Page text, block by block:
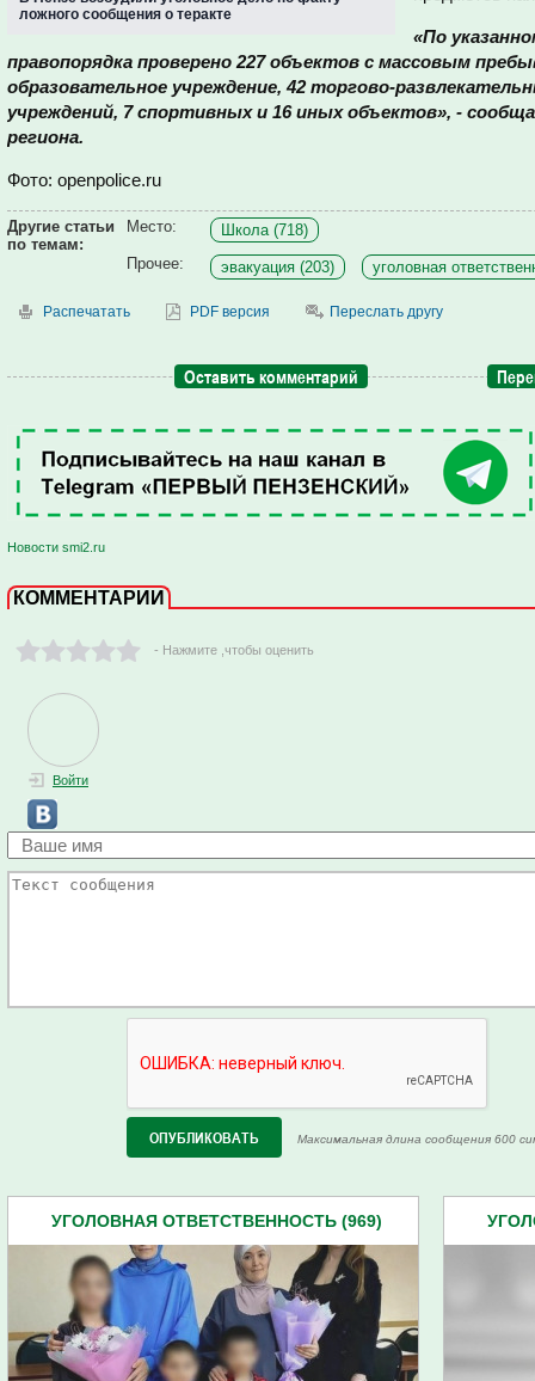
ложного сообщения о теракте
«По
правопорядка проверено 227 объектов с массовым
образовательное учреждение, 42 торгово-
учреждений, 7 спортивных и 16 иных объектов», -
региона.
Фото: openpolice.ru
Другие статьи
по темам:
Место:
Школа (718)
Прочее:
эвакуация (203) уголовная
Распечатать PDF версия Переслать другу
Оставить комментарий
Новости smi2.ru
КОММЕНТАРИИ
- Нажмите ,чтобы оценить
Войти
Максимальная длина сообщения 600
УГОЛОВНАЯ ОТВЕТСТВЕННОСТЬ (969)